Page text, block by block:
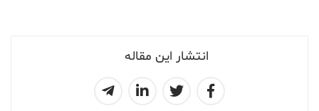
انتشار این مقاله